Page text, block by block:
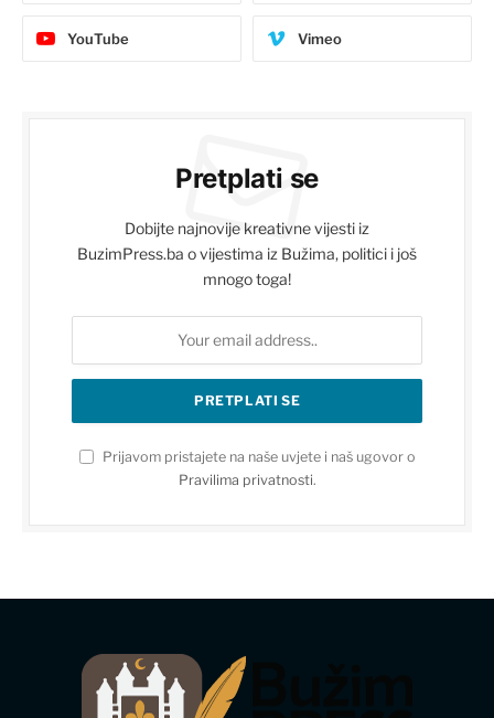
YouTube Vimeo
Pretplati se
Dobijte najnovije kreativne vijesti iz
BuzimPress.ba o vijestima iz Bužima, politici i još
mnogo toga!
Prijavom pristajete na naše uvjete i naš ugovor o
Pravilima privatnosti.